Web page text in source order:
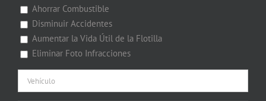
Ahorrar Combustible
Disminuir Accidentes
Aumentar la Vida Útil de la Flotilla
Eliminar Foto Infracciones